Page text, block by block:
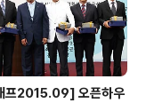
프2015.09] 오픈하우